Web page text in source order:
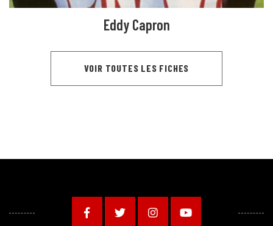
Eddy Capron
VOIR TOUTES LES FICHES